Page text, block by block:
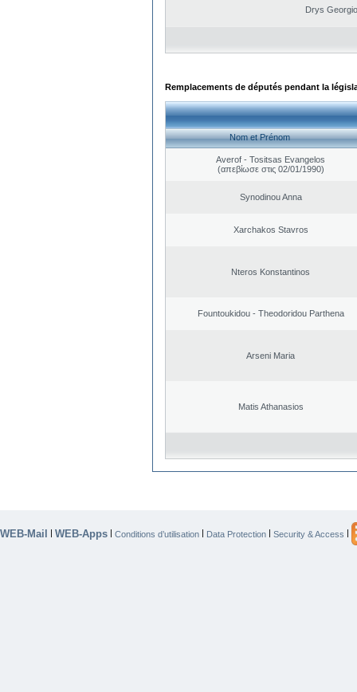
Drys
Remplacements de députés pendant la
Nom et Prénom
Averof - Tositsas Evangelos
(απεβίωσε στις 02/01/1990)
Synodinou Anna
Xarchakos Stavros
Nteros Konstantinos
Fountoukidou - Theodoridou Parthena
Arseni Maria
Matis Athanasios
WEB-Mail | WEB-Apps | Conditions d’utilisation | Data Protection | Security & Access |